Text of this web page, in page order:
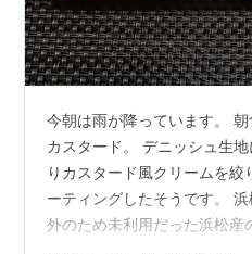
今朝は雨が降っています。
カスタード。 デニッシュ生
りカスタード風クリームを絞
ーティングしたそうです。
外のため未利用だった浜松産